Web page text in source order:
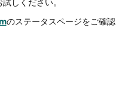
のステータスページをご確認